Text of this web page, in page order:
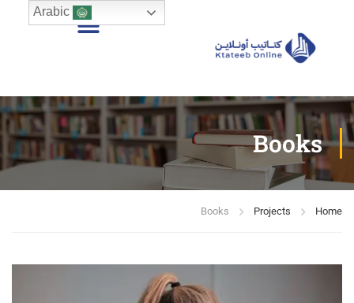
Books
Home
Projects
Books
Arabic